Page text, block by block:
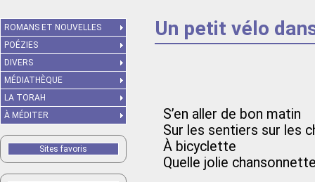
Un petit vélo
S’en aller de bon matin
Sur les sentiers sur les
À bicyclette
Quelle jolie
ROMANS ET NOUVELLES
POÉZIES
DIVERS
MÉDIATHÈQUE
LA TORAH
À MÉDITER
Sites favoris